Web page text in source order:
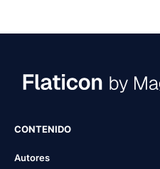
CONTENIDO
Autores